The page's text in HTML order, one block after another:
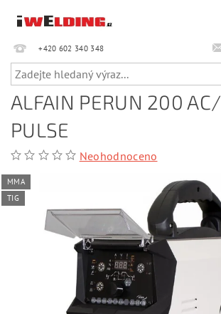
+420 602 340 348‎‎
ALFAIN PERUN 200
PULSE
Neohodnoceno
MMA
TIG